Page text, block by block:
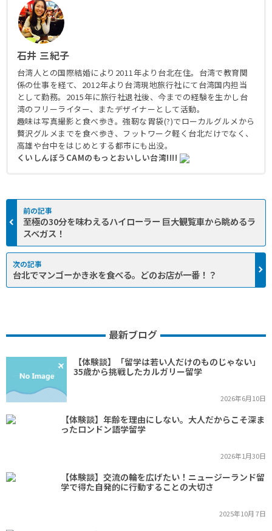
石井 三紀子
台湾人との国際結婚により2011年より台北在住。台湾で教育関
係の仕事を経て、2012年より台湾現地旅行社にて台湾国内担当
として勤務。2015年に旅行社退社後、今までの経験を生かし台
湾のフリーライター、またデザイナーとして活動。
趣味は写真撮影と食べ歩き。強靭な胃袋(?)でローカルグルメから
贅沢グルメまでを食べ歩き、フットワーク軽く台北だけでなく、
高雄や台中をはじめとする都市にも出没。
くいしんぼうCAMのもっとおいしい台湾!!!!
至極の30分を味わえるハイローラー 巨大観覧車から眺めるラ
スベガス！
台北でマンゴーかき氷を食べる。どのお店が一番！？
最新ブログ
【体験談】「留学は若い人だけのものじゃない」
35歳から挑戦したカルガリー留学
2026年6月10日
【体験談】年齢を理由にしない。大人だからこそ深ま
ったロンドン語学留学
2026年1月30日
【体験談】交流の輪を広げたい！ニュージーランド留
学で得た自発的に行動することの大切さ
2025年10月 7日